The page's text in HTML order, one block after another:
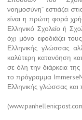
νοημοσύνη” εστιάζει
είναι η πρώτη φορά
Ελληνικό Σχολείο ή
όχι μόνο εφοδιάζει
Ελληνικής γλώσσας
καλύτερη κατανόηση
σε όλη την διάρκεια
το πρόγραμμα
Ελληνικής γλώσσας και